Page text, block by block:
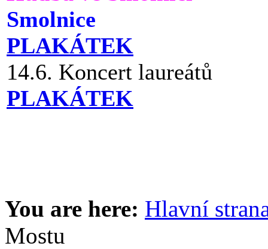
Smolnice
PLAKÁTEK
14.6. Koncert laureátů
PLAKÁTEK
You are here: Hlavní
Mostu